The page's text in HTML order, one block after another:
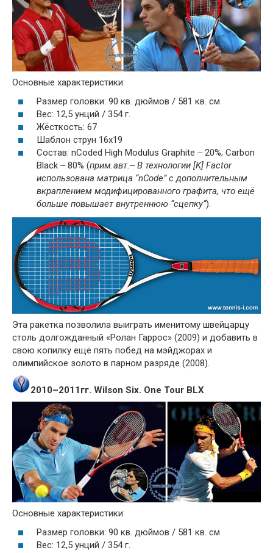
Основные характеристики:
Размер головки: 90 кв. дюймов / 581 кв. см
Вес: 12,5 унций / 354 г.
Жёсткость: 67
Шаблон струн 16x19
Состав: nCoded High Modulus Graphite ‒ 20%; Carbon
Black ‒ 80% (прим.авт.‒ В технологии [K] Factor
использована матрица “nCode” с дополнительным
вкраплением модифицированного графита, что ещё
больше повышает внутреннюю “сцепку”).
Эта ракетка позволила выиграть именитому швейцарцу
столь долгожданный «Ролан Гаррос» (2009) и добавить в
свою копилку ещё пять побед на мэйджорах и
олимпийское золото в парном разряде (2008).
2010–2011гг. Wilson Six. One Tour BLX
Основные характеристики:
Размер головки: 90 кв. дюймов / 581 кв. см
Вес: 12,5 унций / 354 г.